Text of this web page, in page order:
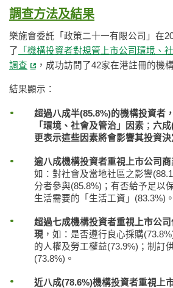
調查方法及結果
樂施會委託「政策二十一有限公司」在
了
「機構投資者對規管上市公司環境、
調查
，成功訪問了42家在港註冊的機
結果顯示：
超過八成半(85.8%)的機構投資者
「環境、社會及管治」因素； 六成
更表示這些因素將會影響其投資決
逾八成機構投資者重視上市公司商
如：對社會及當地社區之影響
分者參與(85.8%)；有否給予足以
生活需要的「生活工資」(83.3%)。
超過七成機構投資者重視上市公
現 ，如：是否遵行良心採購
的人權及勞工權益(73.9%)；制訂
(73.8%)。
近八成(78.6%)機構投資者重視上